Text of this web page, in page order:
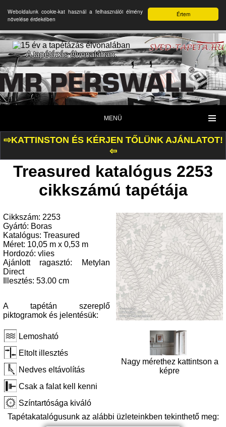
Értem
Weboldalunk cookie-kat használ a felhasználói élmény
növelése érdekében
A tapétázás élvonalában.
MENÜ
⇨KATTINSTON ÉS KÉRJEN TŐLÜNK AJÁNLATOT!
⇦
Treasured katalógus 2253
cikkszámú tapétája
Cikkszám: 2253
Gyártó: Boras
Katalógus: Treasured
Méret: 10,05 m x 0,53 m
Hordozó: vlies
Ajánlott ragasztó: Metylan
Direct
Illesztés: 53.00 cm
A tapétán szereplő
piktogramok és jelentésük:
Lemosható
Eltolt illesztés
Nedves eltávolítás
Csak a falat kell kenni
Színtartósága kiváló
Nagy mérethez kattintson a
képre
Tapétakatalógusunk az alábbi üzleteinkben tekinthető meg: